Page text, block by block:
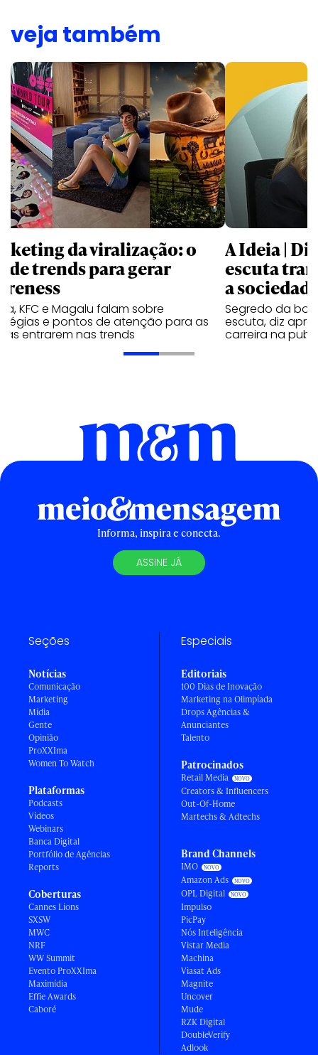
veja também
da viralização: o
de trends para gerar
KFC e Magalu falam sobre
e pontos de atenção para as
entrarem nas trends
A Ideia |
escuta
a
Segredo da
escuta, diz
carreira na
Informa, inspira e conecta.
ASSINE JÁ
Seções
Notícias
Comunicação
Marketing
Mídia
Gente
Opinião
ProXXIma
Women To Watch
Plataformas
Podcasts
Vídeos
Webinars
Banca Digital
Portfólio de Agências
Reports
Coberturas
Cannes Lions
SXSW
MWC
NRF
WW Summit
Evento ProXXIma
Maximídia
Effie Awards
Caboré
Especiais
Editoriais
100 Dias de Inovação
Marketing na Olimpíada
Drops Agências &
Anunciantes
Talento
Patrocinados
Retail Media
Creators & Influencers
Out-Of-Home
Martechs & Adtechs
Brand Channels
IMO
Amazon Ads
OPL Digital
Impulso
PicPay
Nós Inteligência
Vistar Media
Machina
Viasat Ads
Magnite
Uncover
Mude
RZK Digital
DoubleVerify
Adlook